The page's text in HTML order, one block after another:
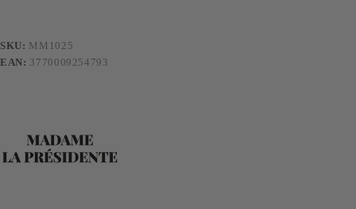
SKU: MM1025
EAN: 3770009254793